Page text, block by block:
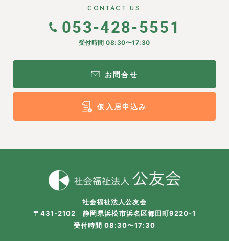
CONTACT US
053-428-5551
受付時間 08:30〜17:30
お問合せ
仮入居申込み
社会福祉法人公友会
〒431-2102 静岡県浜松市浜名区都田町9220-1
受付時間 08:30〜17:30